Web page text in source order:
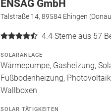
ENSAG GmbH
Talstraße 14, 89584 Ehingen
4.4 Sterne aus 57
SOLARANLAGE
Wärmepumpe, Gasheizung,
Fußbodenheizung,
Wallboxen
SOLAR TÄTIGKEITEN